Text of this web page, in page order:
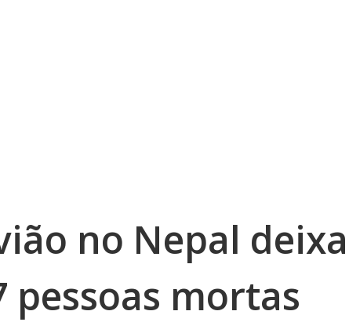
no Nepal deixa
pessoas mortas